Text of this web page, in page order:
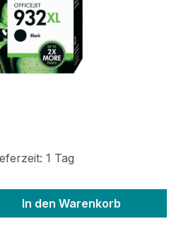
1 Tag
Gib den
In den Warenkorb